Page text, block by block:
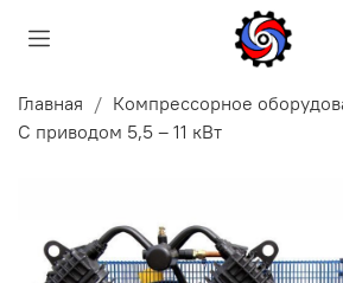
Главная Компрессорное
С приводом 5,5 – 11 кВт